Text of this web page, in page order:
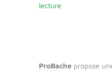
lecture
ProBache propose